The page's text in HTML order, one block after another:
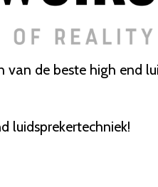
de beste high end
luidsprekertechniek!